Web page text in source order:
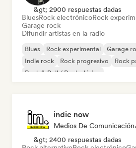
&gt; 2900 respuestas dadas
BluesRock electrónicoRock
Garage rock
Difundir artistas en la radio
Blues Rock experimental Garage
Indie rock
Rock progresivo
Rock
Rock & Roll / Rock clásico
indie now
Medios De
&gt; 2400 respuestas dadas